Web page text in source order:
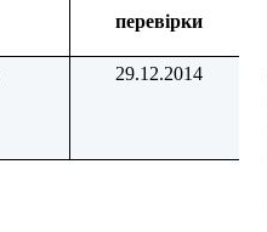
перевірки
29.12.2014